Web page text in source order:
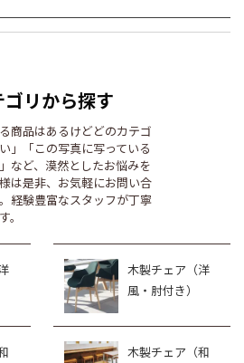
ゴリから探す
商品はあるけどどのカテゴ
」「この写真に写っている
など、漠然としたお悩みを
は是非、お気軽にお問い合
経験豊富なスタッフが丁寧
。
木製チェア（洋
風・肘付き）
木製チェア（和